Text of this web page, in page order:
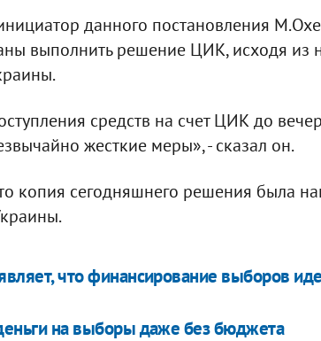
данного постановления
выполнить решение ЦИК, исходя из
средств на счет ЦИК до
жесткие меры», - сказал он.
копия сегодняшнего решения была
что финансирование выборов
на выборы даже без бюджета